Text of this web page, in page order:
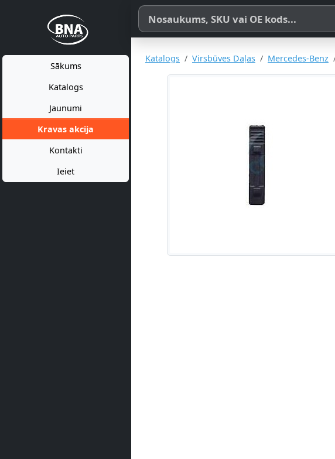
Sākums
Katalogs
Jaunumi
Kravas akcija
Kontakti
Ieiet
Meklēt pēc produkta nosaukuma, SKU vai OE koda
Katalogs Virsbūves Daļas Mercedes-Benz